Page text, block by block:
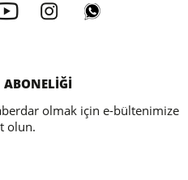
ABONELİĞİ
olmak için e-bültenimize
olun.